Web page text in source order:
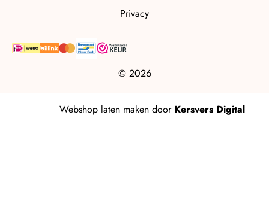
Privacy
© 2026
Webshop laten maken door Kersvers Digital